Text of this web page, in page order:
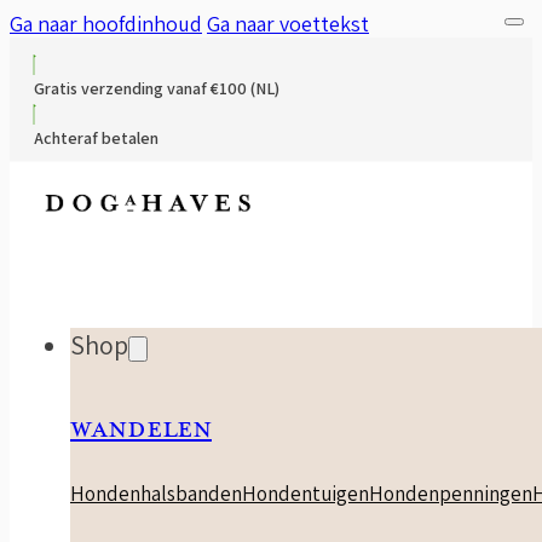
Ga naar hoofdinhoud Ga naar voettekst
Gratis verzending vanaf €100 (NL)
Achteraf betalen
Shop
WANDELEN
HondenhalsbandenHondentuigenHondenpenningen